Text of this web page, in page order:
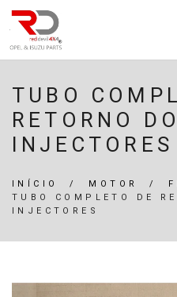
TUBO
RETORNO
INJECTORES
INÍCIO / MOTOR /
TUBO COMPLETO DE
INJECTORES